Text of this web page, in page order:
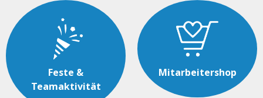
Feste &
Teamaktivität
Mitarbeitershop